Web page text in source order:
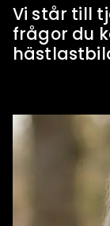
Vi står till
frågor du